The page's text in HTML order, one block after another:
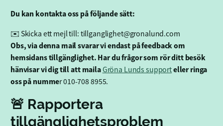
Du kan kontakta oss på följande sätt:
✉️ Skicka ett mejl till: tillganglighet@gronalund.com
Obs, via denna mail svarar vi endast på feedback om
hemsidans tillgänglighet. Har du frågor som rör ditt besök
hänvisar vi dig till att mailaGröna Lunds supporteller ringa
oss på nummer 010-708 8955.
🚨 Rapportera
tillgänglighetsproblem